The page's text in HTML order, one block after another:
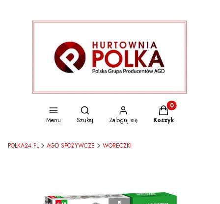
Menu
Otwórz wyszukiwarkę
Szukaj Zaloguj się
Produkty w
Koszyk
POLKA24.PL AGD SPOŻYWCZE WORECZKI